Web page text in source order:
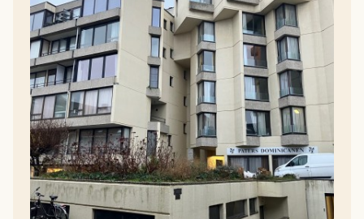
Filosofenfontein is een dominicaans
geïnspireerde, open en gastvrije gemeenschap
van zoekende mensen
Lees Meer